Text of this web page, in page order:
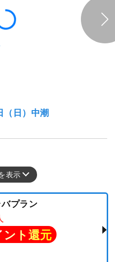
（日）中潮
表示
プラン
ント還元